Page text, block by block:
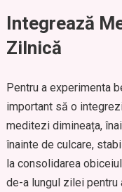
Integrează
Zilnică
Pentru a experimenta
important să o
meditezi dimineața,
înainte de culcare,
la consolidarea
de-a lungul zilei